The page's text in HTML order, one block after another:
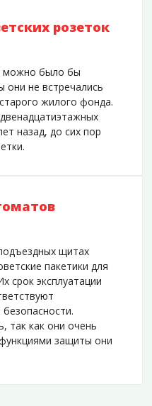
розеток
можно было бы
они не встречались
жилого фонда.
назад, до сих пор
щитах
пакетики для
срок эксплуатации
так как они очень
защиты они